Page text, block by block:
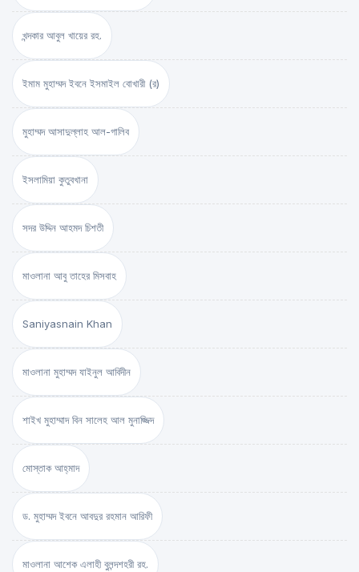
খন্দকার আবুল খায়ের রহ.
ইমাম মুহাম্মদ ইবনে ইসমাইল বোখারী (র)
মুহাম্মদ আসাদুল্লাহ আল-গালিব
ইসলামিয়া কুতুবখানা
সদর উদ্দিন আহমদ চিশতী
মাওলানা আবু তাহের মিসবাহ
Saniyasnain Khan
মাওলানা মুহাম্মদ যাইনুল আবিদীন
শাইখ মুহাম্মাদ বিন সালেহ আল মুনাজ্জিদ
মোস্তাক আহ্‌মাদ
ড. মুহাম্মদ ইবনে আবদুর রহমান আরিফী
মাওলানা আশেক এলাহী বুলন্দশহরী রহ.